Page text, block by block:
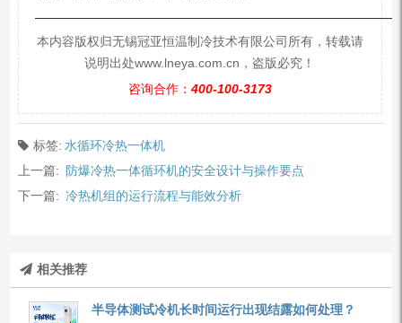
本内容版权归无锡冠亚恒温制冷技术有限公司所有，转载请
说明出处www.lneya.com.cn，盗版必究！
咨询合作： 400-100-3173
标签: 水循环冷热一体机
上一篇: 防爆冷热一体循环机的安全设计与操作要点
下一篇: 冷热机组的运行流程与能效分析
相关推荐
半导体测试冷机长时间运行出现结露如何处理？